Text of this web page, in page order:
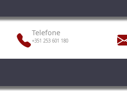
Telefone
+351 253 601 180